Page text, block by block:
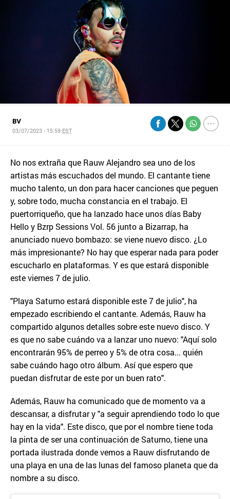
BV
03/07/2023 - 15:59 EST
No nos extraña que Rauw Alejandro sea uno de los
artistas más escuchados del mundo. El cantante tiene
mucho talento, un don para hacer canciones que peguen
y, sobre todo, mucha constancia en el trabajo. El
puertorriqueño, que ha lanzado hace unos días Baby
Hello y Bzrp Sessions Vol. 56 junto a Bizarrap, ha
anunciado nuevo bombazo: se viene nuevo disco. ¿Lo
más impresionante? No hay que esperar nada para poder
escucharlo en plataformas. Y es que estará disponible
este viernes 7 de julio.
"Playa Saturno estará disponible este 7 de julio", ha
empezado escribiendo el cantante. Además, Rauw ha
compartido algunos detalles sobre este nuevo disco. Y
es que no sabe cuándo va a lanzar uno nuevo: "Aquí solo
encontrarán 95% de perreo y 5% de otra cosa... quién
sabe cuándo hago otro álbum. Así que espero que
puedan disfrutar de este por un buen rato".
Además, Rauw ha comunicado que de momento va a
descansar, a disfrutar y "a seguir aprendiendo todo lo que
hay en la vida". Este disco, que por el nombre tiene toda
la pinta de ser una continuación de Saturno, tiene una
portada ilustrada donde vemos a Rauw disfrutando de
una playa en una de las lunas del famoso planeta que da
nombre a su disco.